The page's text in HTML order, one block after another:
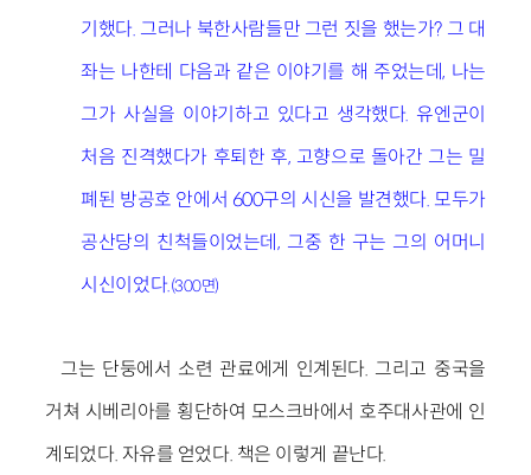
기했다. 그러나 북한사람들만 그런 짓을 했는가? 그 대
좌는 나한테 다음과 같은 이야기를 해 주었는데, 나는
그가 사실을 이야기하고 있다고 생각했다. 유엔군이
처음 진격했다가 후퇴한 후, 고향으로 돌아간 그는 밀
폐된 방공호 안에서 600구의 시신을 발견했다. 모두가
공산당의 친척들이었는데, 그중 한 구는 그의 어머니
시신이었다.(300면)
그는 단둥에서 소련 관료에게 인계된다. 그리고 중국을
거쳐 시베리아를 횡단하여 모스크바에서 호주대사관에 인
계되었다. 자유를 얻었다. 책은 이렇게 끝난다.